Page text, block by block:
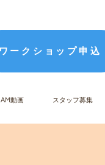
ワークショップ申込
動画 スタッフ募集